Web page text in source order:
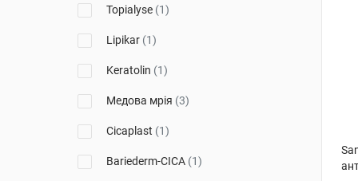
Topialyse (1)
Lipikar (1)
Keratolin (1)
Медова мрія (3)
Cicaplast (1)
Bariederm-CICA (1)